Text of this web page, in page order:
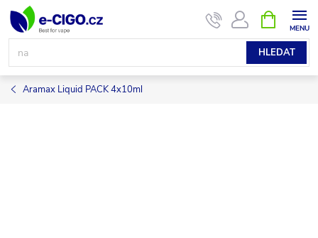
Přejít
obsah
HLEDAT
NÁKUPNÍ
KOŠÍK
Aramax Liquid PACK 4x10ml